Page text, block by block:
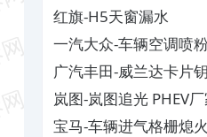
红旗-H5天窗漏水
一汽大众-车辆空调喷
广汽丰田-威兰达卡片
磁
岚图-岚图追光 PHEV
置与功能
宝马-车辆进气格栅熄